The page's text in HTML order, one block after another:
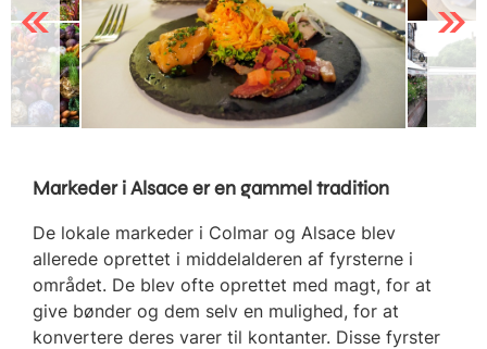
Previous Next
Markeder i Alsace er en gammel tradition
De lokale markeder i Colmar og Alsace blev
allerede oprettet i middelalderen af fyrsterne i
området. De blev ofte oprettet med magt, for at
give bønder og dem selv en mulighed, for at
konvertere deres varer til kontanter. Disse fyrster